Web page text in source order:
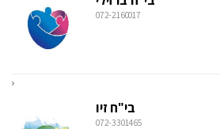
072-2160017
בי"ח זיו
072-3301465